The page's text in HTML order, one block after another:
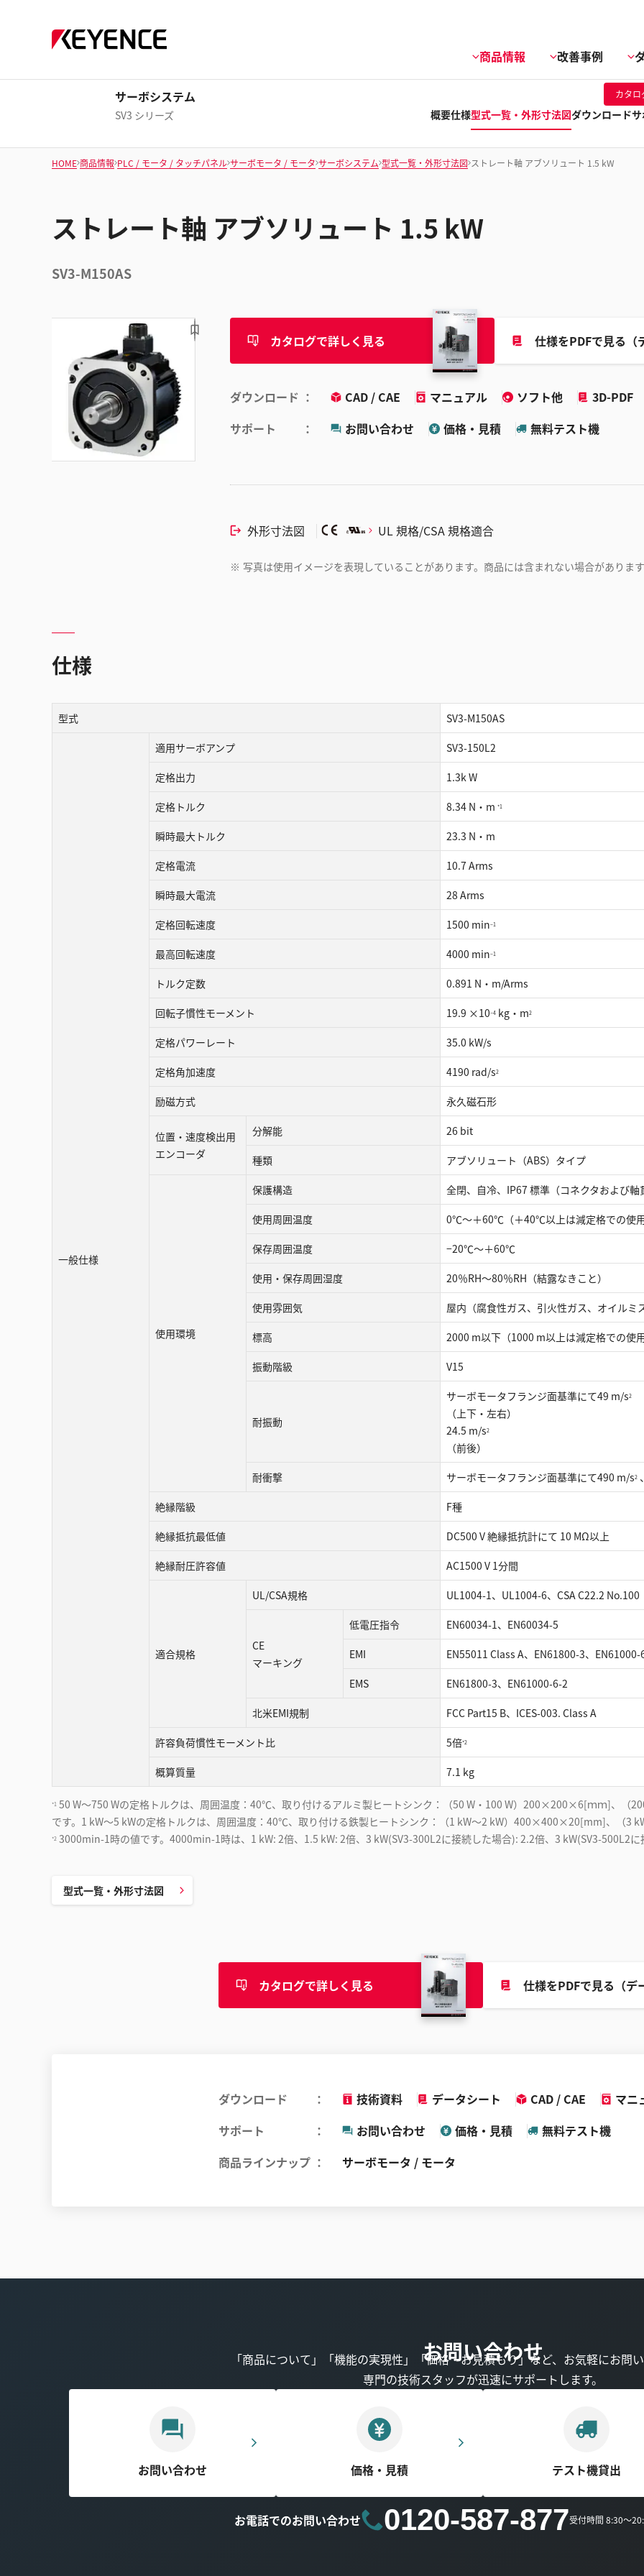
商品情報 改善事例
サーボシステム
SV3 シリーズ
カタロ
概要仕様型式一覧・外形寸法図ダウンロードサ
HOME 商品情報 PLC / モータ / タッチパネル サーボモータ / モータ サーボシステム 型式一覧・外形寸法図 ストレート軸 アブソリュート 1.5 kW
ストレート軸 アブソリュート 1.5 kW
SV3-M150AS
カタログで詳しく見る 仕様をPDFで見る（
ダウンロード CAD / CAE マニュアル ソフト他
3D-PDF
サポート
お問い合わせ 価格・見積 無料テスト機
外形寸法図 UL 規格/CSA 規格適合
※ 写真は使用イメージを表現していることがあります。商品には含まれない場合がありま
仕様
型式 SV3-M150AS
一般仕様
適用サーボアンプ SV3-150L2
定格出力 1.3k W
定格トルク 8.34 N・m *1
瞬時最大トルク 23.3 N・m
定格電流 10.7 Arms
瞬時最大電流 28 Arms
定格回転速度 1500 min−1
最高回転速度 4000 min−1
トルク定数 0.891 N・m/Arms
回転子慣性モーメント 19.9 ×10−4 kg・m2
定格パワーレート 35.0 kW/s
定格角加速度 4190 rad/s2
励磁方式 永久磁石形
位置・速度検出用
エンコーダ
分解能 26 bit
種類 アブソリュート（ABS）タイプ
使用環境
保護構造 全閉、自冷、IP67 標準（コネクタおよび軸
使用周囲温度 0℃～＋60℃（＋40℃以上は減定格での使用
保存周囲温度 −20℃～＋60℃
使用・保存周囲湿度 20％RH～80％RH（結露なきこと）
使用雰囲気 屋内（腐食性ガス、引火性ガス、オイルミ
標高 2000 m以下（1000 m以上は減定格での使用
振動階級 V15
耐振動
サーボモータフランジ面基準にて49 m/s2
（上下・左右）
24.5 m/s2
（前後）
耐衝撃 サーボモータフランジ面基準にて490 m/s2
絶縁階級 F種
絶縁抵抗最低値 DC500 V 絶縁抵抗計にて 10 MΩ以上
絶縁耐圧許容値 AC1500 V 1分間
適合規格
UL/CSA規格 UL1004-1、UL1004-6、CSA C22.2 No.100
CE
マーキング
低電圧指令 EN60034-1、EN60034-5
EMI EN55011 Class A、EN61800-3、EN61000-
EMS EN61800-3、EN61000-6-2
北米EMI規制 FCC Part15 B、ICES-003. Class A
許容負荷慣性モーメント比 5倍*2
概算質量 7.1 kg
*1 50 W〜750 Wの定格トルクは、周囲温度：40℃、取り付けるアルミ製ヒートシンク：（50 W・100 W）200×200×6[ｍｍ]、（
です。1 kW〜5 kWの定格トルクは、周囲温度：40℃、取り付ける鉄製ヒートシンク：（1 kW〜2 kW）400×400×20[mm]、（3
*2 3000min-1時の値です。4000min-1時は、1 kW: 2倍、1.5 kW: 2倍、3 kW(SV3-300L2に接続した場合): 2.2倍、3 kW(SV3-500L2に
型式一覧・外形寸法図
カタログで詳しく見る 仕様をPDFで見る（デ
ダウンロード 技術資料 データシート CAD / CAE マニ
サポート
お問い合わせ 価格・見積
無料テスト機
商品ラインナップ
サーボモータ / モータ
お問い合わせ
「商品について」「機能の実現性」「価格・お見積もり」など、お気軽にお問
専門の技術スタッフが迅速にサポートします。
お問い合わせ 価格・見積 テスト機貸出
お電話でのお問い合わせ 0120-587-877受付時間 8:30～